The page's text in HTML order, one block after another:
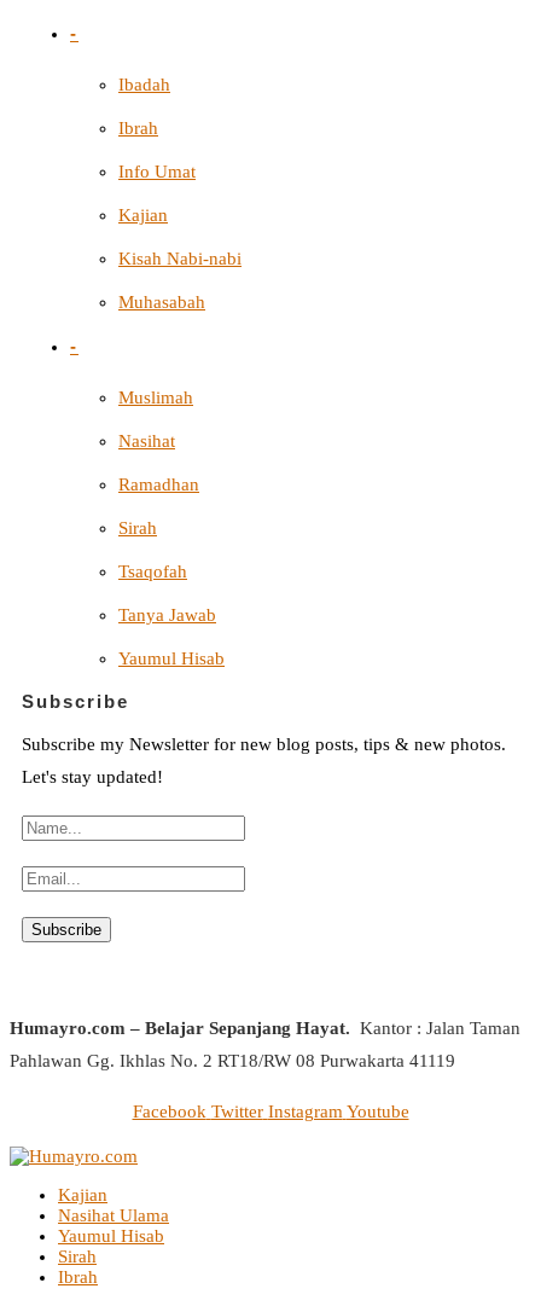
-
Ibadah
Ibrah
Info Umat
Kajian
Kisah Nabi-nabi
Muhasabah
-
Muslimah
Nasihat
Ramadhan
Sirah
Tsaqofah
Tanya Jawab
Yaumul Hisab
Subscribe
Subscribe my Newsletter for new blog posts, tips & new photos.
Let's stay updated!
Humayro.com – Belajar Sepanjang Hayat. Kantor : Jalan Taman
Pahlawan Gg. Ikhlas No. 2 RT18/RW 08 Purwakarta 41119
Facebook Twitter Instagram Youtube
Kajian
Nasihat Ulama
Yaumul Hisab
Sirah
Ibrah